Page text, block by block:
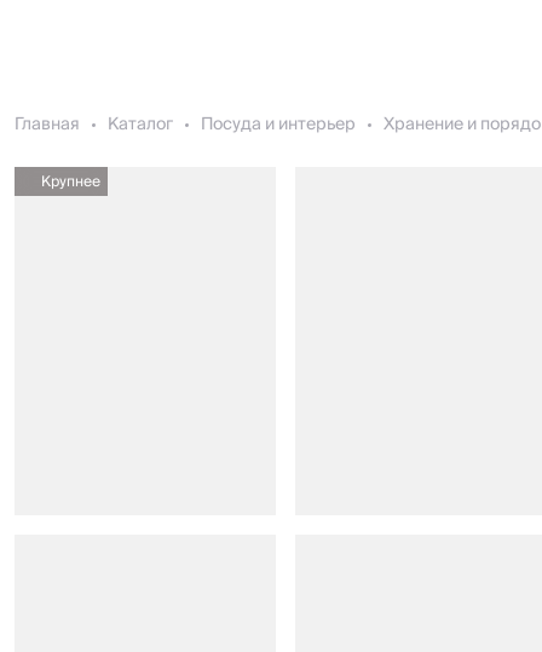
Главная Каталог Посуда и интерьер Хранение и
Крупнее